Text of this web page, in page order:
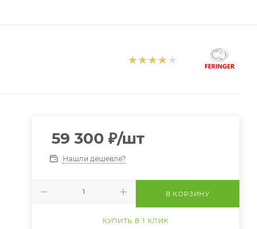
59 300 ₽/шт
Нашли дешевле?
В КОРЗИНУ
КУПИТЬ В 1 КЛИК